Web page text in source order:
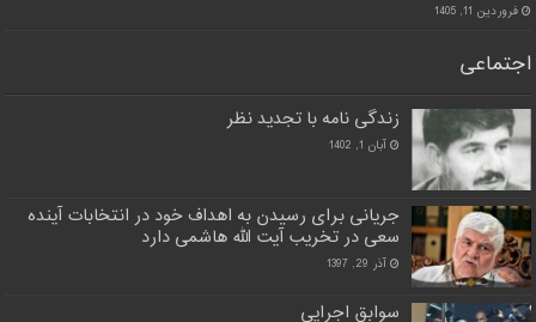
فروردین 11, 1405
اجتماعی
زندگی نامه با تجدید نظر
آبان 1, 1402
جریانی برای رسیدن به اهداف خود در انتخابات آینده
سعی در تخریب آیت الله هاشمی دارد
آذر 29, 1397
سوابق اجرایی